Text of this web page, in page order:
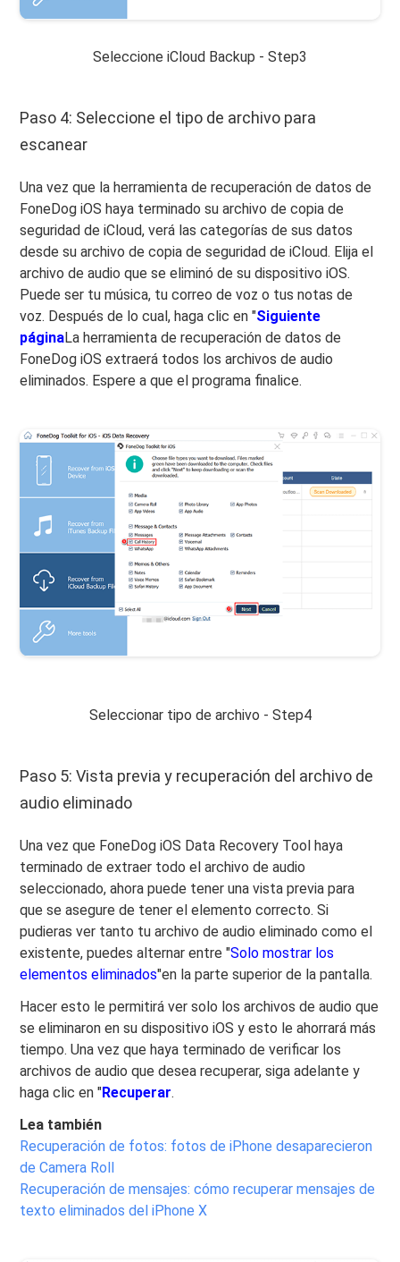
Seleccione iCloud Backup - Step3
Paso 4: Seleccione el tipo de archivo para
escanear
Una vez que la herramienta de recuperación de datos de
FoneDog iOS haya terminado su archivo de copia de
seguridad de iCloud, verá las categorías de sus datos
desde su archivo de copia de seguridad de iCloud. Elija el
archivo de audio que se eliminó de su dispositivo iOS.
Puede ser tu música, tu correo de voz o tus notas de
voz. Después de lo cual, haga clic en "Siguiente
páginaLa herramienta de recuperación de datos de
FoneDog iOS extraerá todos los archivos de audio
eliminados. Espere a que el programa finalice.
Seleccionar tipo de archivo - Step4
Paso 5: Vista previa y recuperación del archivo de
audio eliminado
Una vez que FoneDog iOS Data Recovery Tool haya
terminado de extraer todo el archivo de audio
seleccionado, ahora puede tener una vista previa para
que se asegure de tener el elemento correcto. Si
pudieras ver tanto tu archivo de audio eliminado como el
existente, puedes alternar entre "Solo mostrar los
elementos eliminados"en la parte superior de la pantalla.
Hacer esto le permitirá ver solo los archivos de audio que
se eliminaron en su dispositivo iOS y esto le ahorrará más
tiempo. Una vez que haya terminado de verificar los
archivos de audio que desea recuperar, siga adelante y
haga clic en "Recuperar.
Lea también
Recuperación de fotos: fotos de iPhone desaparecieron
de Camera Roll
Recuperación de mensajes: cómo recuperar mensajes de
texto eliminados del iPhone X